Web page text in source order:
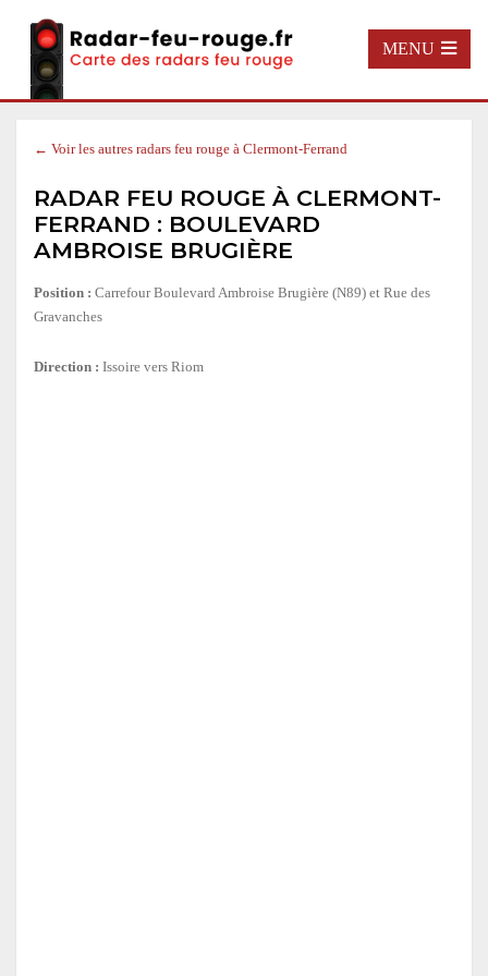
MENU
← Voir les autres radars feu rouge à Clermont-Ferrand
RADAR FEU ROUGE À CLERMONT-
FERRAND : BOULEVARD
AMBROISE BRUGIÈRE
Position : Carrefour Boulevard Ambroise Brugière (N89) et Rue des
Gravanches
Direction : Issoire vers Riom